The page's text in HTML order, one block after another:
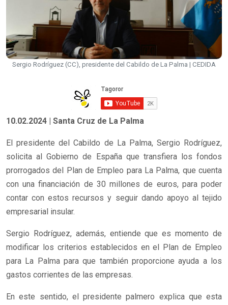
Sergio Rodríguez (CC), presidente del Cabildo de La Palma | CEDIDA
10.02.2024 | Santa Cruz de La Palma
El presidente del Cabildo de La Palma, Sergio Rodríguez,
solicita al Gobierno de España que transfiera los fondos
prorrogados del Plan de Empleo para La Palma, que cuenta
con una financiación de 30 millones de euros, para poder
contar con estos recursos y seguir dando apoyo al tejido
empresarial insular.
Sergio Rodríguez, además, entiende que es momento de
modificar los criterios establecidos en el Plan de Empleo
para La Palma para que también proporcione ayuda a los
gastos corrientes de las empresas.
En este sentido, el presidente palmero explica que esta